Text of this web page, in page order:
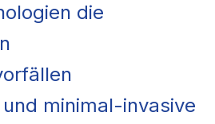
die
minimal-invasive